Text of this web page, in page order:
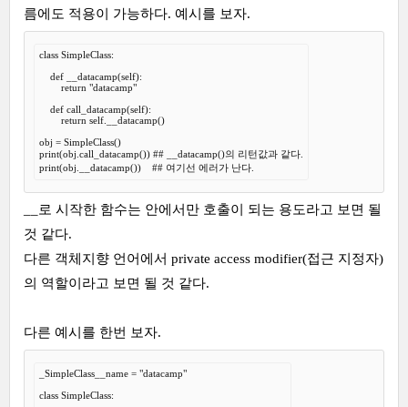
름에도 적용이 가능하다. 예시를 보자.
class SimpleClass:
    def __datacamp(self):
        return "datacamp"
    def call_datacamp(self):
        return self.__datacamp()
obj = SimpleClass()
print(obj.call_datacamp()) ## __datacamp()의 리턴값과 같다.
print(obj.__datacamp())    ## 여기선 에러가 난다.
__로 시작한 함수는 안에서만 호출이 되는 용도라고 보면 될
것 같다.
다른 객체지향 언어에서 private access modifier(접근 지정자)
의 역할이라고 보면 될 것 같다.
다른 예시를 한번 보자.
_SimpleClass__name = "datacamp"
class SimpleClass: